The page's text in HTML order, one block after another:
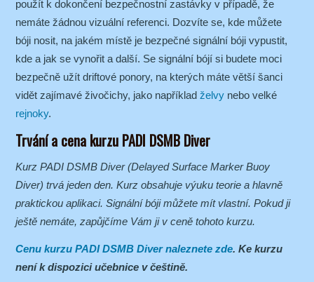
použít k dokončení bezpečnostní zastávky v případě, že
nemáte žádnou vizuální referenci. Dozvíte se, kde můžete
bóji nosit, na jakém místě je bezpečné signální bóji vypustit,
kde a jak se vynořit a další. Se signální bójí si budete moci
bezpečně užít driftové ponory, na kterých máte větší šanci
vidět zajímavé živočichy, jako například želvy nebo velké
rejnoky.
Trvání a cena kurzu PADI DSMB Diver
Kurz PADI DSMB Diver (Delayed Surface Marker Buoy
Diver) trvá jeden den. Kurz obsahuje výuku teorie a hlavně
praktickou aplikaci. Signální bóji můžete mít vlastní. Pokud ji
ještě nemáte, zapůjčíme Vám ji v ceně tohoto kurzu.
Cenu kurzu PADI DSMB Diver naleznete zde. Ke kurzu
není k dispozici učebnice v češtině.